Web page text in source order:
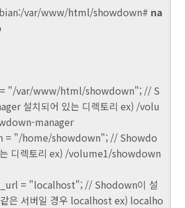
var/www/html/showdown# na
"/var/www/html/showdown"; // S
설치되어 있는 디렉토리 ex) /volu
manager
"/home/showdown"; // Showdo
디렉토리 ex) /volume1/showdown
= "localhost"; // Shodown이 설
은 서버일 경우 localhost ex) localho